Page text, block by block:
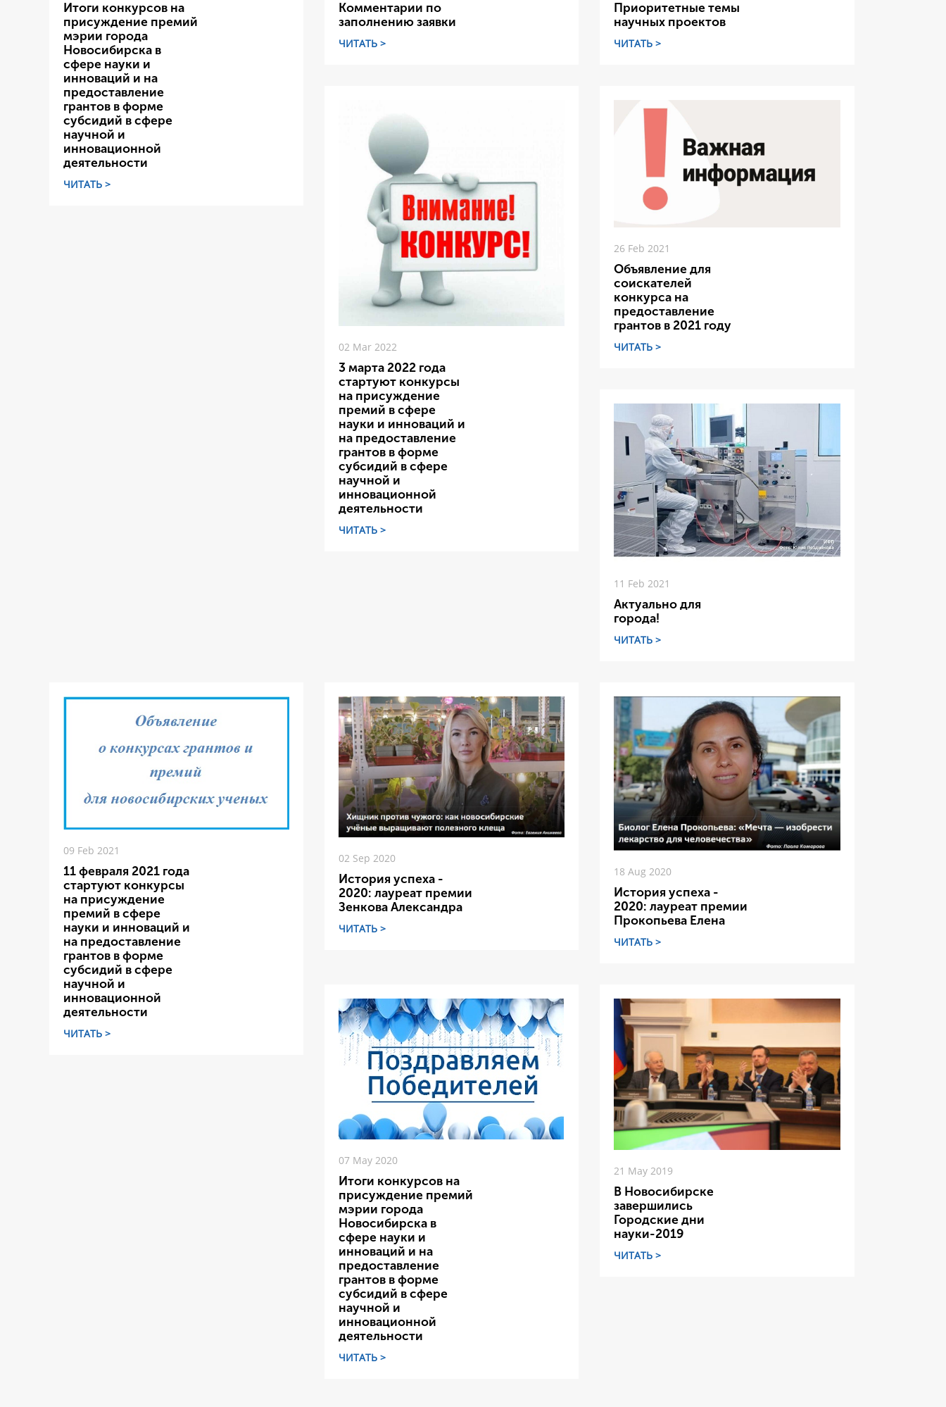
Итоги конкурсов на
присуждение премий
мэрии города
Новосибирска в
сфере науки и
инноваций и на
предоставление
грантов в форме
субсидий в сфере
научной и
инновационной
деятельности
ЧИТАТЬ >
Комментарии по
заполнению заявки
ЧИТАТЬ >
Приоритетные темы
научных проектов
ЧИТАТЬ >
02 Mar 2022
3 марта 2022 года
стартуют конкурсы
на присуждение
премий в сфере
науки и инноваций и
на предоставление
грантов в форме
субсидий в сфере
научной и
инновационной
деятельности
ЧИТАТЬ >
26 Feb 2021
Объявление для
соискателей
конкурса на
предоставление
грантов в 2021 году
ЧИТАТЬ >
11 Feb 2021
Актуально для
города!
ЧИТАТЬ >
09 Feb 2021
11 февраля 2021 года
стартуют конкурсы
на присуждение
премий в сфере
науки и инноваций и
на предоставление
грантов в форме
субсидий в сфере
научной и
инновационной
деятельности
ЧИТАТЬ >
02 Sep 2020
История успеха -
2020: лауреат премии
Зенкова Александра
ЧИТАТЬ >
18 Aug 2020
История успеха -
2020: лауреат премии
Прокопьева Елена
ЧИТАТЬ >
07 May 2020
Итоги конкурсов на
присуждение премий
мэрии города
Новосибирска в
сфере науки и
инноваций и на
предоставление
грантов в форме
субсидий в сфере
научной и
инновационной
деятельности
ЧИТАТЬ >
21 May 2019
В Новосибирске
завершились
Городские дни
науки-2019
ЧИТАТЬ >